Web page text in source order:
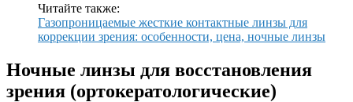
Читайте также:
Газопроницаемые жесткие контактные линзы для
коррекции зрения: особенности, цена, ночные линзы
Ночные линзы для восстановления
зрения (ортокератологические)